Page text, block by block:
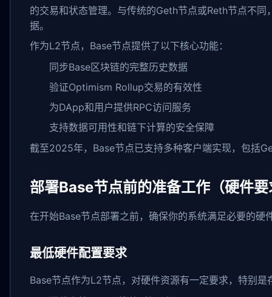
的交易和状态管理。与传统的Geth节点或Reth节点不
据。
作为L2节点，Base节点提供了以下核心功能：
同步Base区块链的完整历史数据
验证Optimism Rollup交易的有效性
为DApp和用户提供RPC访问服务
支持数据可用性和链下计算的安全保障
截至2025年，Base节点已支持多种客户端实现，包括
部署Base节点前的准备工作（硬件
在开始Base节点部署之前，确保你的系统满足必要的
最低硬件配置要求
Base节点作为L2节点，对硬件资源有一定要求，特别是